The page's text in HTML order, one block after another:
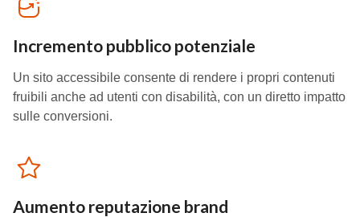
Incremento pubblico potenziale
Un sito accessibile consente di rendere i propri contenuti
fruibili anche ad utenti con disabilità, con un diretto impatto
sulle conversioni.
Aumento reputazione brand